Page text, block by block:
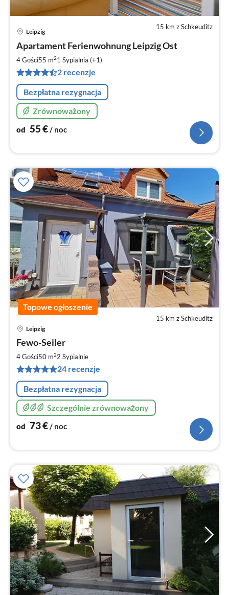
15 km z Schkeuditz
Leipzig
Apartament Ferienwohnung Leipzig Ost
4 Gości55 m21 Sypialnia (+1)
2 recenzje
Bezpłatna rezygnacja
Zrównoważony
od 55€/ noc
Topowe ogłoszenie
15 km z Schkeuditz
Leipzig
Fewo-Seiler
4 Gości50 m22 Sypialnie
24 recenzje
Bezpłatna rezygnacja
Szczególnie zrównoważony
od 73€/ noc